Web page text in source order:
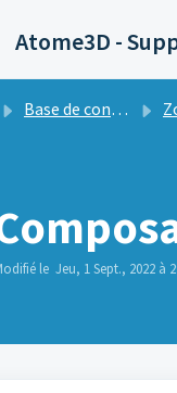
Atome3D -
Base de connaissances
le Jeu, 1 Sept., 2022 à